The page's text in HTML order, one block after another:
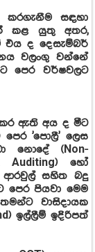
සඳහා
කළ යුතු අතර,
ද දෙසැම්බර්
වලංගු වන්නේ
පෙර වර්ෂවලට
ඇති අය ද මීට
පෙර 'පොලී' ලෙස
නොදේ (Non-
Auditing) හෝ
ආරවුල් සහිත බදු
පියවා මෙම
වාසිදායක
ඉල්ලීම් ඉදිරිපත්